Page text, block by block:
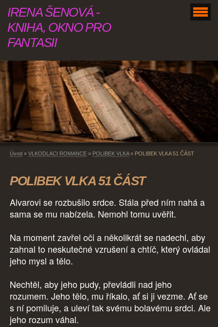
IRENA ŠENOVÁ -
KNIHA, OKNO PRO
FANTASII
Úvod » VLKODLACI ROMANCE » POLIBEK VLKA» POLIBEK VLKA 51 ČÁST
POLIBEK VLKA 51 ČÁST
Alvarovi se rozbušilo srdce. Stála před ním nahá a
sama se mu nabízela. Nemohl tomu uvěřit.
Na moment zavřel oči a několikrát se nadechl, aby
zahnal to neskutečné vzrušení a chtíč, který ovládal
jeho mysl a tělo.
Nechtěl, aby jeho pudy, převládli nad jeho
rozumem. Jeho tělo, mu říkalo, ať si ji vezme. Ať se
s ní pomiluje, a uleví tak svému bolavému srdci. Ale
jeho rozum váhal.